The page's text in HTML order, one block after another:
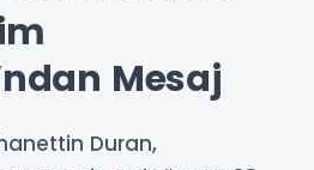
Mesaj
Duran,